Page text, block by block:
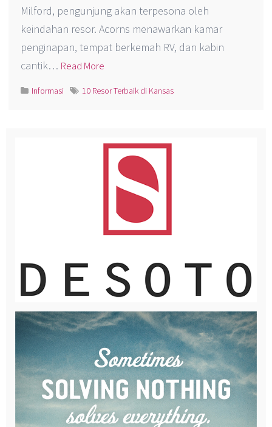
Milford, pengunjung akan terpesona oleh
keindahan resor. Acorns menawarkan kamar
penginapan, tempat berkemah RV, dan kabin
cantik… Read More
Informasi 10 Resor Terbaik di Kansas